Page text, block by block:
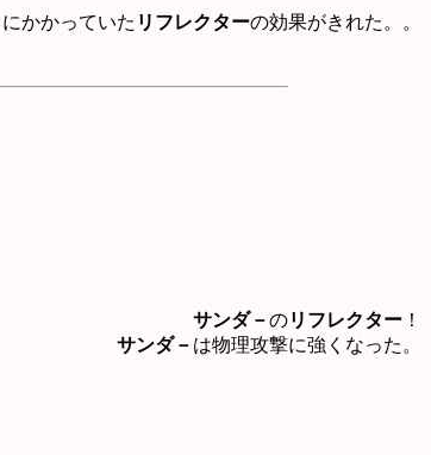
にかかっていた リフレクターの効果がきれた。。
サンダ－のリフレクター ！
サンダ－ は物理攻撃に強くなった。